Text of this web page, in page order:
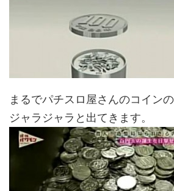
まるでパチスロ屋さんのコイン
ジャラジャラと出てきます。